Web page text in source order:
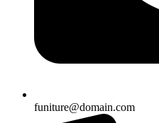
funiture@domain.com